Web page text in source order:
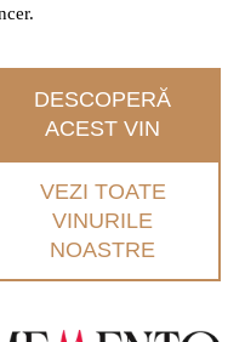
DESCOPERĂ
ACEST VIN
VEZI TOATE
VINURILE
NOASTRE